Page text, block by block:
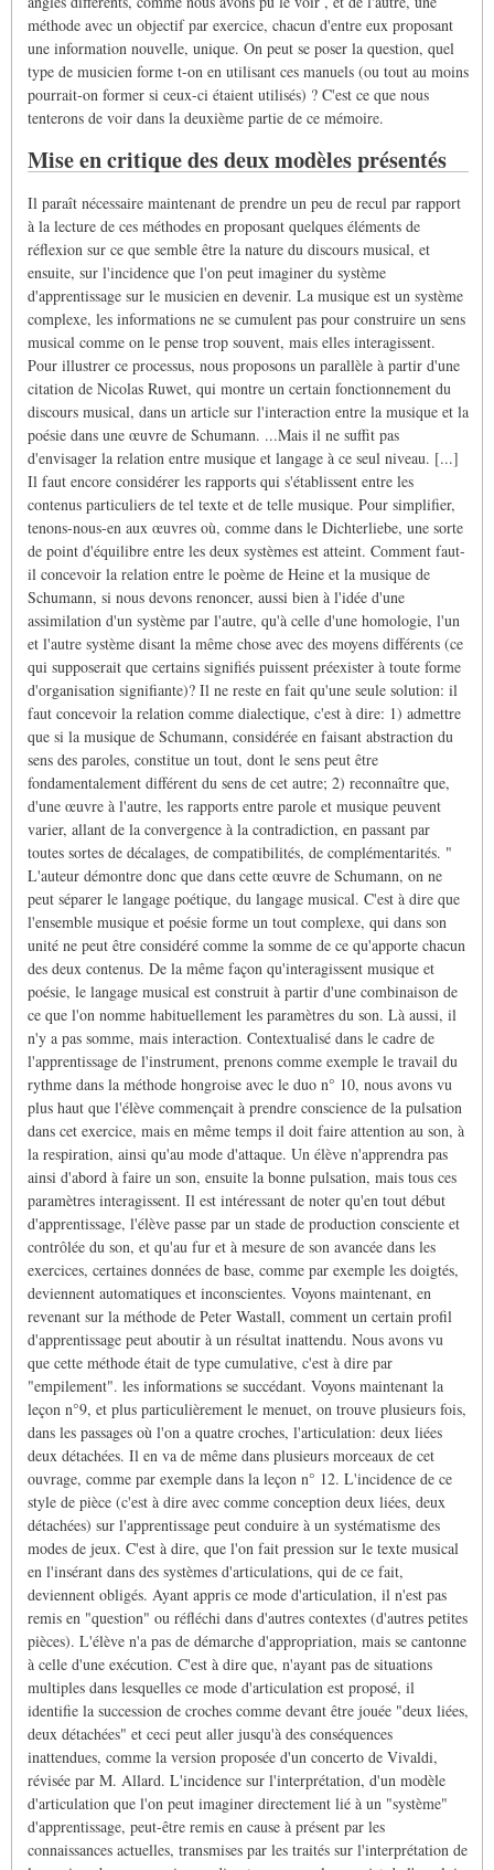
méthode avec un objectif par exercice, chacun d'entre eux proposant
une information nouvelle, unique. On peut se poser la question, quel
type de musicien forme t-on en utilisant ces manuels (ou tout au moins
pourrait-on former si ceux-ci étaient utilisés) ? C'est ce que nous
tenterons de voir dans la deuxième partie de ce mémoire.
Mise en critique des deux modèles présentés
Il paraît nécessaire maintenant de prendre un peu de recul par rapport
à la lecture de ces méthodes en proposant quelques éléments de
réflexion sur ce que semble être la nature du discours musical, et
ensuite, sur l'incidence que l'on peut imaginer du système
d'apprentissage sur le musicien en devenir. La musique est un système
complexe, les informations ne se cumulent pas pour construire un sens
musical comme on le pense trop souvent, mais elles interagissent.
Pour illustrer ce processus, nous proposons un parallèle à partir d'une
citation de Nicolas Ruwet, qui montre un certain fonctionnement du
discours musical, dans un article sur l'interaction entre la musique et la
poésie dans une œuvre de Schumann. ...Mais il ne suffit pas
d'envisager la relation entre musique et langage à ce seul niveau. [...]
Il faut encore considérer les rapports qui s'établissent entre les
contenus particuliers de tel texte et de telle musique. Pour simplifier,
tenons-nous-en aux œuvres où, comme dans le Dichterliebe, une sorte
de point d'équilibre entre les deux systèmes est atteint. Comment faut-
il concevoir la relation entre le poème de Heine et la musique de
Schumann, si nous devons renoncer, aussi bien à l'idée d'une
assimilation d'un système par l'autre, qu'à celle d'une homologie, l'un
et l'autre système disant la même chose avec des moyens différents (ce
qui supposerait que certains signifiés puissent préexister à toute forme
d'organisation signifiante)? Il ne reste en fait qu'une seule solution: il
faut concevoir la relation comme dialectique, c'est à dire: 1) admettre
que si la musique de Schumann, considérée en faisant abstraction du
sens des paroles, constitue un tout, dont le sens peut être
fondamentalement différent du sens de cet autre; 2) reconnaître que,
d'une œuvre à l'autre, les rapports entre parole et musique peuvent
varier, allant de la convergence à la contradiction, en passant par
toutes sortes de décalages, de compatibilités, de complémentarités. "
L'auteur démontre donc que dans cette œuvre de Schumann, on ne
peut séparer le langage poétique, du langage musical. C'est à dire que
l'ensemble musique et poésie forme un tout complexe, qui dans son
unité ne peut être considéré comme la somme de ce qu'apporte chacun
des deux contenus. De la même façon qu'interagissent musique et
poésie, le langage musical est construit à partir d'une combinaison de
ce que l'on nomme habituellement les paramètres du son. Là aussi, il
n'y a pas somme, mais interaction. Contextualisé dans le cadre de
l'apprentissage de l'instrument, prenons comme exemple le travail du
rythme dans la méthode hongroise avec le duo n° 10, nous avons vu
plus haut que l'élève commençait à prendre conscience de la pulsation
dans cet exercice, mais en même temps il doit faire attention au son, à
la respiration, ainsi qu'au mode d'attaque. Un élève n'apprendra pas
ainsi d'abord à faire un son, ensuite la bonne pulsation, mais tous ces
paramètres interagissent. Il est intéressant de noter qu'en tout début
d'apprentissage, l'élève passe par un stade de production consciente et
contrôlée du son, et qu'au fur et à mesure de son avancée dans les
exercices, certaines données de base, comme par exemple les doigtés,
deviennent automatiques et inconscientes. Voyons maintenant, en
revenant sur la méthode de Peter Wastall, comment un certain profil
d'apprentissage peut aboutir à un résultat inattendu. Nous avons vu
que cette méthode était de type cumulative, c'est à dire par
"empilement". les informations se succédant. Voyons maintenant la
leçon n°9, et plus particulièrement le menuet, on trouve plusieurs fois,
dans les passages où l'on a quatre croches, l'articulation: deux liées
deux détachées. Il en va de même dans plusieurs morceaux de cet
ouvrage, comme par exemple dans la leçon n° 12. L'incidence de ce
style de pièce (c'est à dire avec comme conception deux liées, deux
détachées) sur l'apprentissage peut conduire à un systématisme des
modes de jeux. C'est à dire, que l'on fait pression sur le texte musical
en l'insérant dans des systèmes d'articulations, qui de ce fait,
deviennent obligés. Ayant appris ce mode d'articulation, il n'est pas
remis en "question" ou réfléchi dans d'autres contextes (d'autres petites
pièces). L'élève n'a pas de démarche d'appropriation, mais se cantonne
à celle d'une exécution. C'est à dire que, n'ayant pas de situations
multiples dans lesquelles ce mode d'articulation est proposé, il
identifie la succession de croches comme devant être jouée "deux liées,
deux détachées" et ceci peut aller jusqu'à des conséquences
inattendues, comme la version proposée d'un concerto de Vivaldi,
révisée par M. Allard. L'incidence sur l'interprétation, d'un modèle
d'articulation que l'on peut imaginer directement lié à un "système"
d'apprentissage, peut-être remis en cause à présent par les
connaissances actuelles, transmises par les traités sur l'interprétation de